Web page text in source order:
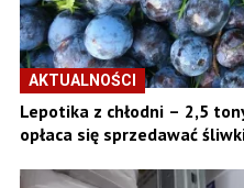
AKTUALNOŚCI
Lepotika z chłodni – 2,5
opłaca się sprzedawać